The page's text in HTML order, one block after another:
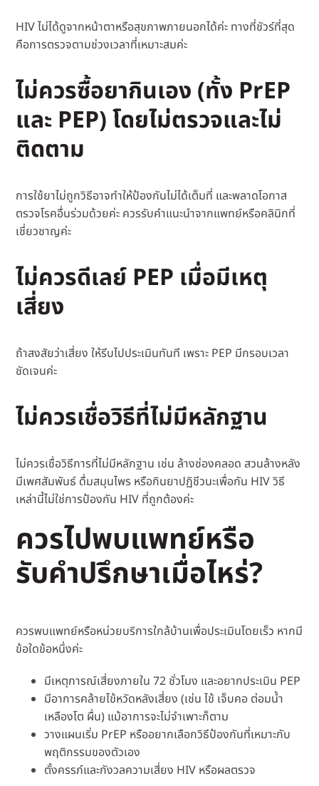
HIV ไม่ได้ดูจากหน้าตาหรือสุขภาพภายนอกได้ค่ะ ทางที่ชัวร์ที่สุด
คือการตรวจตามช่วงเวลาที่เหมาะสมค่ะ
ไม่ควรซื้อยากินเอง (ทั้ง PrEP
และ PEP) โดยไม่ตรวจและไม่
ติดตาม
การใช้ยาไม่ถูกวิธีอาจทำให้ป้องกันไม่ได้เต็มที่ และพลาดโอกาส
ตรวจโรคอื่นร่วมด้วยค่ะ ควรรับคำแนะนำจากแพทย์หรือคลินิกที่
เชี่ยวชาญค่ะ
ไม่ควรดีเลย์ PEP เมื่อมีเหตุ
เสี่ยง
ถ้าสงสัยว่าเสี่ยง ให้รีบไปประเมินทันที เพราะ PEP มีกรอบเวลา
ชัดเจนค่ะ
ไม่ควรเชื่อวิธีที่ไม่มีหลักฐาน
ไม่ควรเชื่อวิธีการที่ไม่มีหลักฐาน เช่น ล้างช่องคลอด สวนล้างหลัง
มีเพศสัมพันธ์ ดื่มสมุนไพร หรือกินยาปฏิชีวนะเพื่อกัน HIV วิธี
เหล่านี้ไม่ใช่การป้องกัน HIV ที่ถูกต้องค่ะ
ควรไปพบแพทย์หรือ
รับคำปรึกษาเมื่อไหร่?
ควรพบแพทย์หรือหน่วยบริการใกล้บ้านเพื่อประเมินโดยเร็ว หากมี
ข้อใดข้อหนึ่งค่ะ
มีเหตุการณ์เสี่ยงภายใน 72 ชั่วโมง และอยากประเมิน PEP
มีอาการคล้ายไข้หวัดหลังเสี่ยง (เช่น ไข้ เจ็บคอ ต่อมน้ำ
เหลืองโต ผื่น) แม้อาการจะไม่จำเพาะก็ตาม
วางแผนเริ่ม PrEP หรืออยากเลือกวิธีป้องกันที่เหมาะกับ
พฤติกรรมของตัวเอง
ตั้งครรภ์และกังวลความเสี่ยง HIV หรือผลตรวจ